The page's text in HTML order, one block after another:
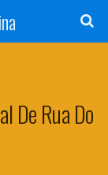
De Rua Do